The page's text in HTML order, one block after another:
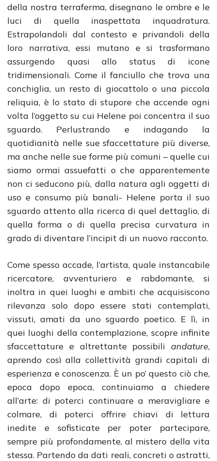
della nostra terraferma, disegnano le ombre e le
luci di quella inaspettata inquadratura.
Estrapolandoli dal contesto e privandoli della
loro narrativa, essi mutano e si trasformano
assurgendo quasi allo status di icone
tridimensionali. Come il fanciullo che trova una
conchiglia, un resto di giocattolo o una piccola
reliquia, è lo stato di stupore che accende ogni
volta l’oggetto su cui Helene poi concentra il suo
sguardo. Perlustrando e indagando la
quotidianità nelle sue sfaccettature più diverse,
ma anche nelle sue forme più comuni – quelle cui
siamo ormai assuefatti o che apparentemente
non ci seducono più, dalla natura agli oggetti di
uso e consumo più banali- Helene porta il suo
sguardo attento alla ricerca di quel dettaglio, di
quella forma o di quella precisa curvatura in
grado di diventare l’incipit di un nuovo racconto.
Come spesso accade, l’artista, quale instancabile
ricercatore, avventuriero e rabdomante, si
inoltra in quei luoghi e ambiti che acquisiscono
rilevanza solo dopo essere stati contemplati,
vissuti, amati da uno sguardo poetico. E lì, in
quei luoghi della contemplazione, scopre infinite
sfaccettature e altrettante possibili andature,
aprendo così alla collettività grandi capitali di
esperienza e conoscenza. È un po’ questo ciò che,
epoca dopo epoca, continuiamo a chiedere
all’arte: di poterci continuare a meravigliare e
colmare, di poterci offrire chiavi di lettura
inedite e sofisticate per poter partecipare,
sempre più profondamente, al mistero della vita
stessa. Partendo da dati reali, concreti o astratti,